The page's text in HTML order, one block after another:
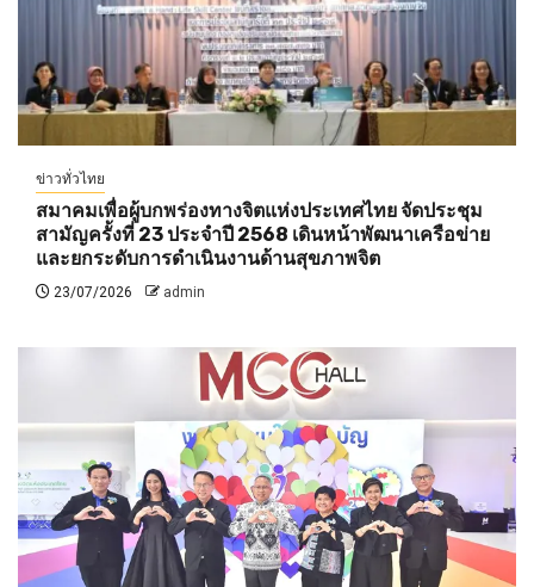
ข่าวทั่วไทย
สมาคมเพื่อผู้บกพร่องทางจิตแห่งประเทศไทย จัดประชุม
สามัญครั้งที่ 23 ประจำปี 2568 เดินหน้าพัฒนาเครือข่าย
และยกระดับการดำเนินงานด้านสุขภาพจิต
23/07/2026 admin